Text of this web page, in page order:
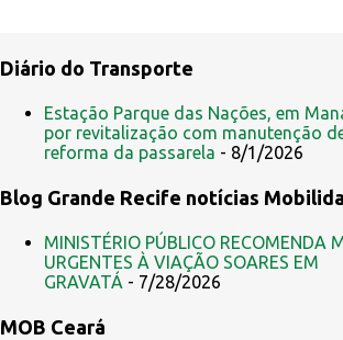
i
o
Diário do Transporte
Estação Parque das Nações, em
por revitalização com manutenção
reforma da passarela - 8/1/2026
Blog Grande Recife notícias
MINISTÉRIO PÚBLICO RECOMENDA
URGENTES À VIAÇÃO SOARES EM
GRAVATÁ - 7/28/2026
MOB Ceará